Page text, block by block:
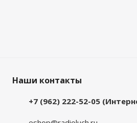
Наши контакты
+7 (962) 222-52-05